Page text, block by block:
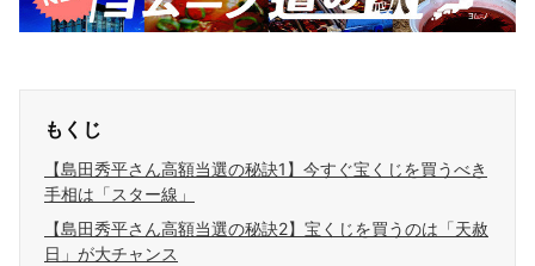
もくじ
【島田秀平さん高額当選の秘訣1】今すぐ宝くじを買うべき
手相は「スター線」
【島田秀平さん高額当選の秘訣2】宝くじを買うのは「天赦
日」が大チャンス